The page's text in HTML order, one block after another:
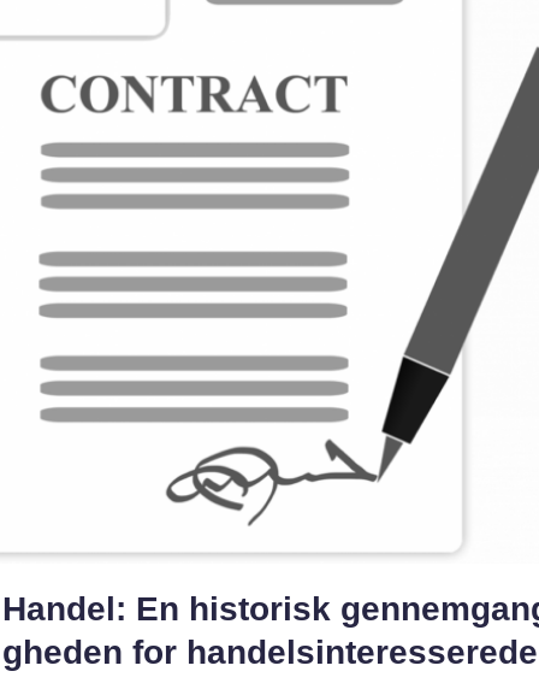
En historisk
for handelsinteresserede